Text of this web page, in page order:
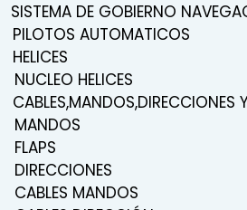
SISTEMA DE GOBIERNO
PILOTOS AUTOMATICOS
HELICES
NUCLEO HELICES
CABLES,MANDOS,DIRECCIONES
MANDOS
FLAPS
DIRECCIONES
CABLES MANDOS